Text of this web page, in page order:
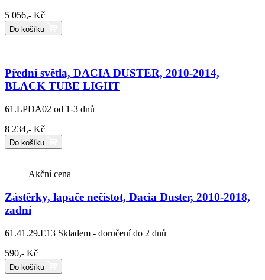
5 056,- Kč
Do košíku
Přední světla, DACIA DUSTER, 2010-2014,
BLACK TUBE LIGHT
61.LPDA02 od 1-3 dnů
8 234,- Kč
Do košíku
Akční cena
Zástěrky, lapače nečistot, Dacia Duster, 2010-2018,
zadní
61.41.29.E13 Skladem - doručení do 2 dnů
590,- Kč
Do košíku